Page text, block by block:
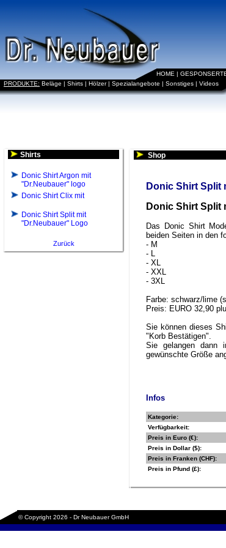
HOME |
PRODUKTE: Beläge | Shirts | Hölzer| Spezialangebote | Sonstiges | Videos
Shirts
Donic Shirt Argon mit
"Dr.Neubauer" logo
Donic Shirt Clix mit
Donic Shirt Split mit
"Dr.Neubauer" Logo
Zurück
Shop
Donic Shirt Split
Donic Shirt Split
Das Donic Shirt
beiden Seiten in den
- M
- L
- XL
- XXL
- 3XL
Farbe: schwarz/lime
Preis: EURO 32,90
Sie können dieses
"Korb Bestätigen".
Sie gelangen dann
gewünschte Größe
Infos
Kategorie:
Verfügbarkeit:
Preis in Euro (€):
Preis in Dollar ($):
Preis in Franken (CHF):
Preis in Pfund (£):
© Copyright 2026 - Dr Neubauer GmbH